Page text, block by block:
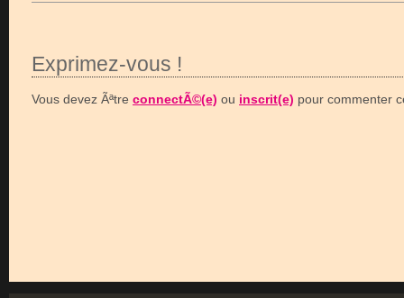
Exprimez-vous !
Vous devez Ãªtre connectÃ©(e) ou inscrit(e) pour commenter